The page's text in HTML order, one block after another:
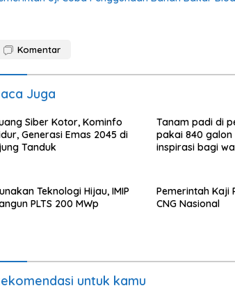
Komentar
Juga
Siber Kotor, Kominfo
Generasi Emas 2045 di
Tanduk
Tanam padi di
pakai 840 galon
inspirasi bagi
Teknologi Hijau, IMIP
PLTS 200 MWp
Pemerintah Kaji
CNG Nasional
untuk kamu